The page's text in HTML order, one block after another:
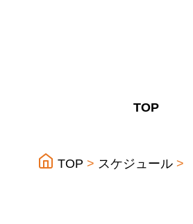
TOP
TOP スケジュール